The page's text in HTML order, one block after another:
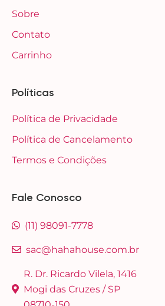
Sobre
Contato
Carrinho
Políticas
Política de Privacidade
Política de Cancelamento
Termos e Condições
Fale Conosco
(11) 98091-7778
sac@hahahouse.com.br
R. Dr. Ricardo Vilela, 1416
Mogi das Cruzes / SP